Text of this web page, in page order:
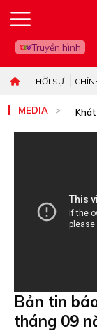
Truyền hình
THỜI SỰ
MEDIA Khát
Bản tin
tháng 09